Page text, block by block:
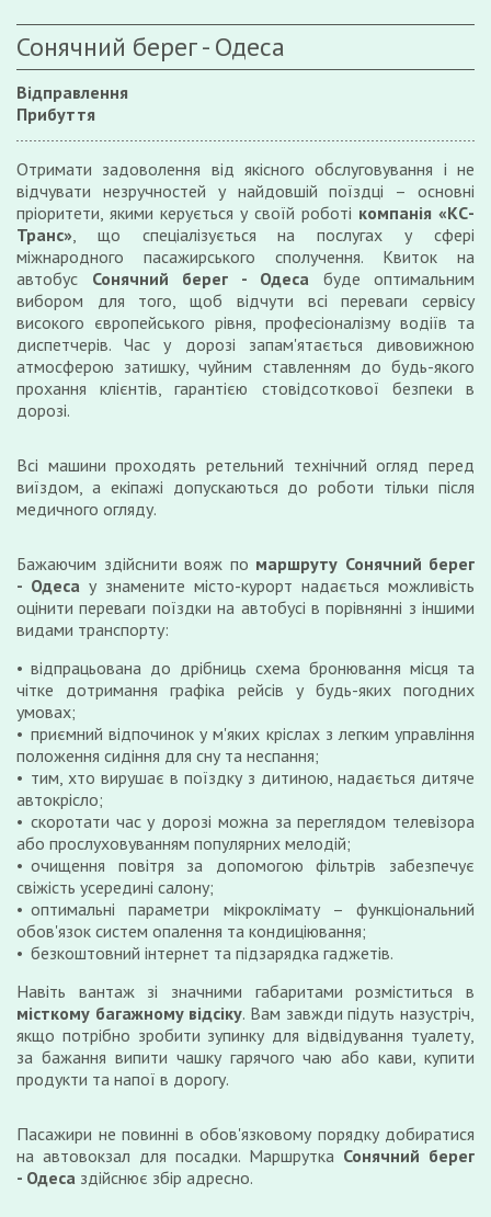
Сонячний берег - Одеса
Відправлення
Прибуття
Отримати задоволення від якісного обслуговування і не
відчувати незручностей у найдовшій поїздці – основні
пріоритети, якими керується у своїй роботі компанія «КС-
Транс», що спеціалізується на послугах у сфері
міжнародного пасажирського сполучення. Квиток на
автобус Сонячний берег - Одеса буде оптимальним
вибором для того, щоб відчути всі переваги сервісу
високого європейського рівня, професіоналізму водіїв та
диспетчерів. Час у дорозі запам'ятається дивовижною
атмосферою затишку, чуйним ставленням до будь-якого
прохання клієнтів, гарантією стовідсоткової безпеки в
дорозі.
Всі машини проходять ретельний технічний огляд перед
виїздом, а екіпажі допускаються до роботи тільки після
медичного огляду.
Бажаючим здійснити вояж по маршруту Сонячний берег
- Одеса у знамените місто-курорт надається можливість
оцінити переваги поїздки на автобусі в порівнянні з іншими
видами транспорту:
відпрацьована до дрібниць схема бронювання місця та
чітке дотримання графіка рейсів у будь-яких погодних
умовах;
приємний відпочинок у м'яких кріслах з легким управління
положення сидіння для сну та неспання;
тим, хто вирушає в поїздку з дитиною, надається дитяче
автокрісло;
скоротати час у дорозі можна за переглядом телевізора
або прослуховуванням популярних мелодій;
очищення повітря за допомогою фільтрів забезпечує
свіжість усередині салону;
оптимальні параметри мікроклімату – функціональний
обов'язок систем опалення та кондиціювання;
безкоштовний інтернет та підзарядка гаджетів.
Навіть вантаж зі значними габаритами розміститься в
місткому багажному відсіку. Вам завжди підуть назустріч,
якщо потрібно зробити зупинку для відвідування туалету,
за бажання випити чашку гарячого чаю або кави, купити
продукти та напої в дорогу.
Пасажири не повинні в обов'язковому порядку добиратися
на автовокзал для посадки. Маршрутка Сонячний берег
- Одеса здійснює збір адресно.